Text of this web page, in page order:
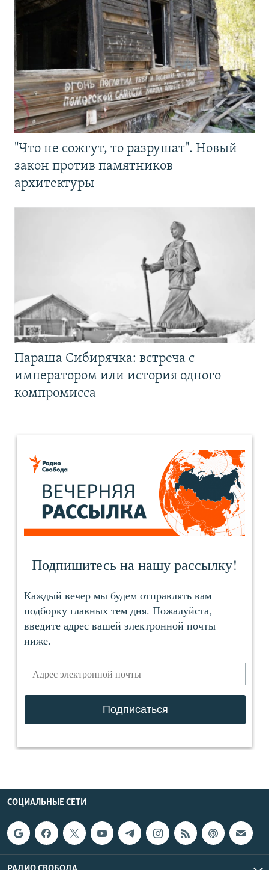
"Что не сожгут, то разрушат". Новый
закон против памятников
архитектуры
Параша Сибирячка: встреча с
императором или история одного
компромисса
СОЦИАЛЬНЫЕ СЕТИ